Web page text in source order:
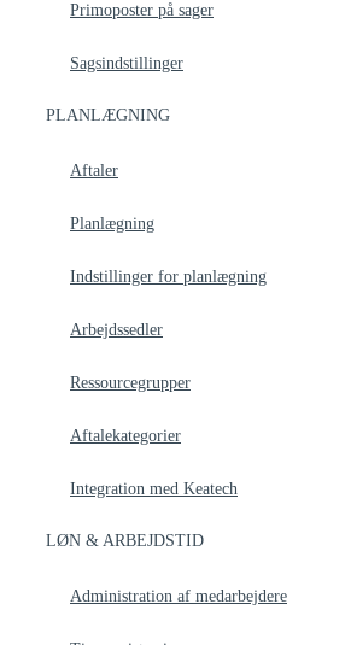
Primoposter på sager
Sagsindstillinger
PLANLÆGNING
Aftaler
Planlægning
Indstillinger for planlægning
Arbejdssedler
Ressourcegrupper
Aftalekategorier
Integration med Keatech
LØN & ARBEJDSTID
Administration af medarbejdere